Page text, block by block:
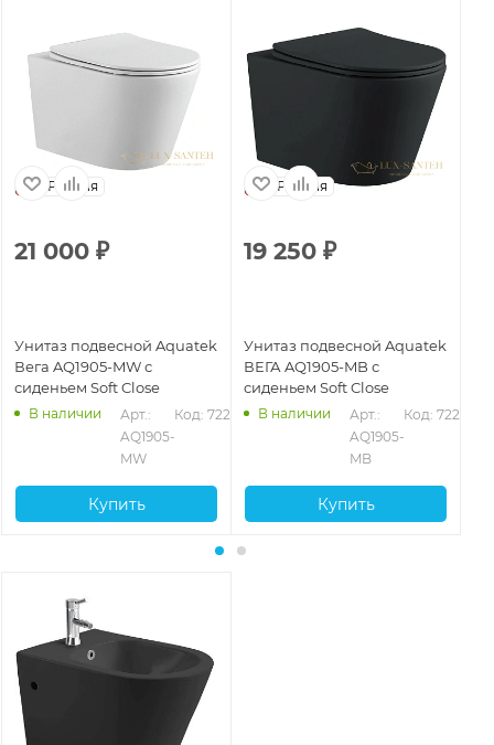
Россия
21 000 ₽
Унитаз подвесной Aquatek
Вега AQ1905-MW с
сиденьем Soft Close
В наличии
Арт.:
AQ1905-
MW
Код: 72201
Купить
Россия
19 250 ₽
Унитаз подвесной Aquatek
ВЕГА AQ1905-MB с
сиденьем Soft Close
В наличии
Арт.:
AQ1905-
MB
Код: 72200
Купить